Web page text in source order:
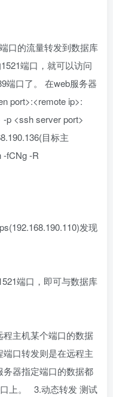
口的流量转发到数据库
端口，就可以访问
端口了。 在web服务器
port>:<remote ip>:
p <ssh server port>
目标主
-fCNg -R
发现
端口，即可与数据库
主机某个端口的数据
口转发则是在远程主
器指定端口的数据都
上。 3.动态转发 测试